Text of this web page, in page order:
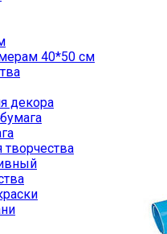
40*50 см
декора